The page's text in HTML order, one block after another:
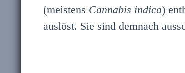
(meistens Cannabis indica)
auslöst. Sie sind demnach